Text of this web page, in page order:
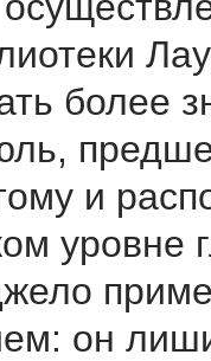
более
и
уровне
он